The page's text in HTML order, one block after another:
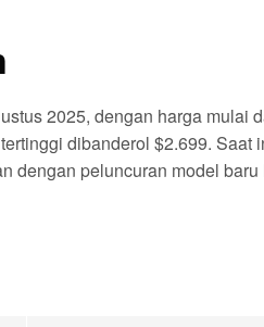
2025, dengan harga mulai
dibanderol $2.699. Saat
dengan peluncuran model